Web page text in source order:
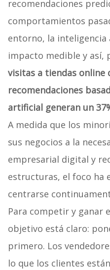
recomendaciones
comportamientos
entorno, la
impacto medible y así,
visitas a tiendas online
recomendaciones
artificial generan un
A medida que los
sus negocios a la
empresarial digital y
estructuras, el foco ha
centrarse
Para competir y ganar
objetivo está claro:
primero. Los
lo que los clientes